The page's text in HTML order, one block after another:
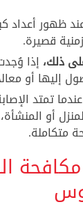
ظهور أعداد
قصيرة.
ذلك، إذا
إليها أو
عندما تمتد
أو
متكاملة.